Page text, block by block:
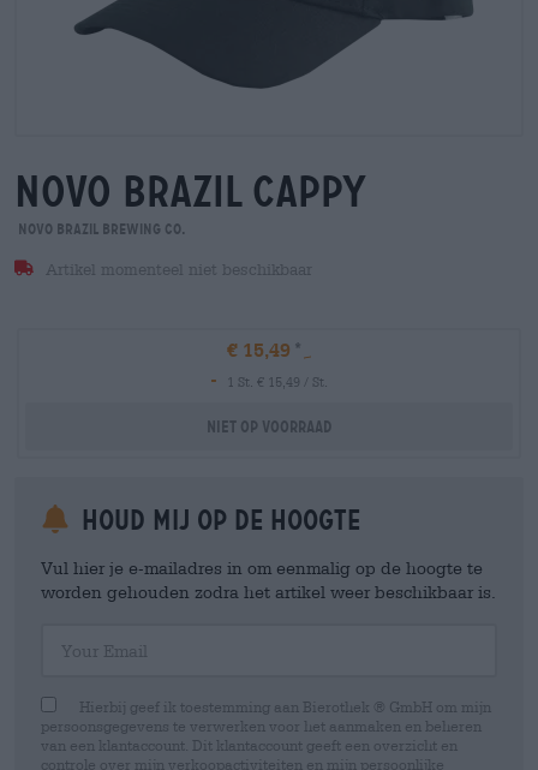
novo brazil cappy
Novo Brazil Brewing Co.
Artikel momenteel niet beschikbaar
€ 15,49
-
1 St. € 15,49 / St.
Niet op voorraad
Houd mij op de hoogte
Vul hier je e-mailadres in om eenmalig op de hoogte te
worden gehouden zodra het artikel weer beschikbaar is.
Hierbij geef ik toestemming aan Bierothek ® GmbH om mijn
persoonsgegevens te verwerken voor het aanmaken en beheren
van een klantaccount. Dit klantaccount geeft een overzicht en
controle over mijn verkoopactiviteiten en mijn persoonlijke